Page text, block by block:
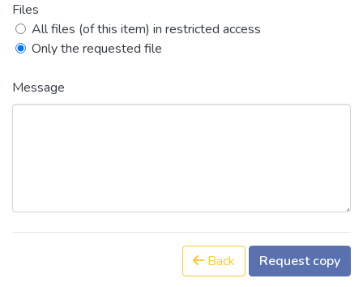
Files
All files (of this item) in restricted access
Only the requested file
Message
Back Request copy